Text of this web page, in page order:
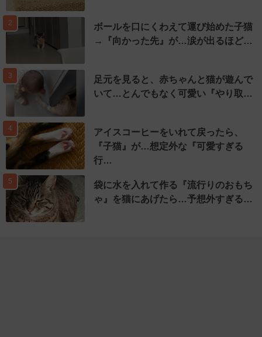
2
ボールを口にくわえて運び始めた子猫
→『向かった先』が…涙が出るほど…
3
足元を見ると、赤ちゃんと猫が遊んで
いて…とんでもなく可愛い『やり取…
4
アイスコーヒーをいれて戻ったら、
『子猫』が…想定外な『可愛すぎる
行…
5
袋に水を入れて作る『流行りのおもち
ゃ』を猫にあげたら…予想外すぎる…